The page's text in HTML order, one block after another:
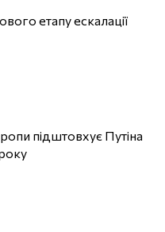
етапу ескалації